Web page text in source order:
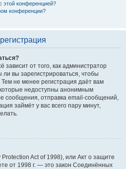
этой конференцией?
конференции?
зависит от того, как администратор
вы зарегистрироваться, чтобы
не менее регистрация даёт вам
недоступны анонимным
сообщения, отправка email-сообщений,
займёт у вас всего пару минут,
Act of 1998), или Акт о защите
от 1998 г. — это закон Соединённых